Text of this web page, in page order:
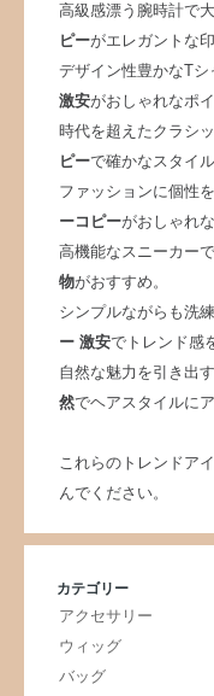
高級感漂う腕時計で
ピーがエレガントな
デザイン性豊かなTシ
激安がおしゃれなポイ
時代を超えたクラシ
ピーで確かなスタイル
ファッションに個性
ーコピーがおしゃれ
高機能なスニーカー
物がおすすめ。
シンプルながらも洗
ー 激安でトレンド感
自然な魅力を引き出
然でヘアスタイルに
これらのトレンドア
んでください。
カテゴリー
アクセサリー
ウィッグ
バッグ